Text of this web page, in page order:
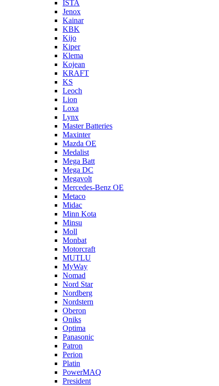
ISTA
Jenox
Kainar
KBK
Kijo
Kiper
Klema
Kojean
KRAFT
KS
Leoch
Lion
Loxa
Lynx
Master Batteries
Maxinter
Mazda OE
Medalist
Mega Batt
Mega DC
Megavolt
Mercedes-Benz OE
Metaco
Midac
Minn Kota
Minsu
Moll
Monbat
Motorcraft
MUTLU
MyWay
Nomad
Nord Star
Nordberg
Nordstern
Oberon
Oniks
Optima
Panasonic
Patron
Perion
Platin
PowerMAQ
President